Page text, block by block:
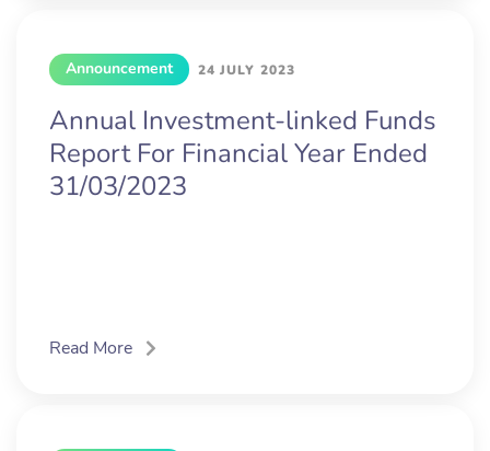
Announcement 24 JULY 2023
Annual Investment-linked Funds
Report For Financial Year Ended
31/03/2023
Read More